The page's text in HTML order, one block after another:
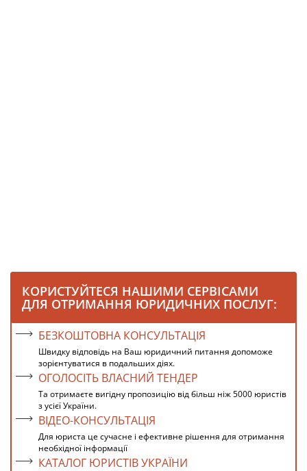
КОРИСТУЙТЕСЯ НАШИМИ СЕРВІСАМИ
ДЛЯ ОТРИМАННЯ ЮРИДИЧНИХ ПОСЛУГ:
БЕЗКОШТОВНА КОНСУЛЬТАЦІЯ
Швидку відповідь на Ваш юридичний питання допоможе
зорієнтуватися в подальших діях.
ОГОЛОСІТЬ ВЛАСНИЙ ТЕНДЕР
Та отримаєте вигідну пропозицію від більш ніж 5000 юристів
з усієї України.
ВІДЕО-КОНСУЛЬТАЦІЯ
Для юриста це сучасне і ефективне рішення для отримання
необхідної інформації
КАТАЛОГ ЮРИСТІВ УКРАЇНИ